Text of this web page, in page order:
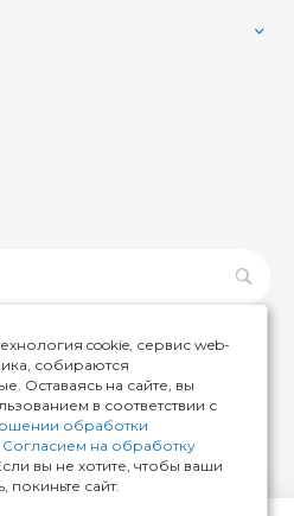
Все права защищены
cookie, сервис web-
собираются
Оставаясь на сайте, вы
в соответствии с
обработки
Согласием на обработку
вы не хотите, чтобы ваши
покиньте сайт.